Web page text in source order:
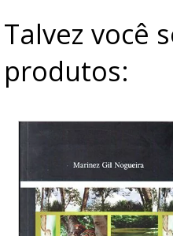
Talvez você
produtos: